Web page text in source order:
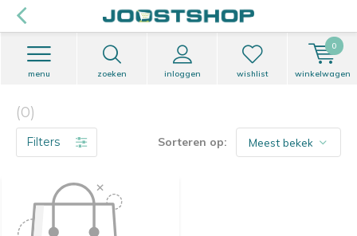
zoeken inloggen
menu wishlist winkelwagen
0
(0)
Filters Sorteren op: